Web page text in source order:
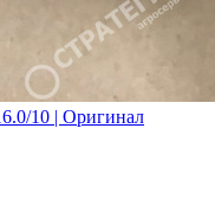
10 | Оригинал